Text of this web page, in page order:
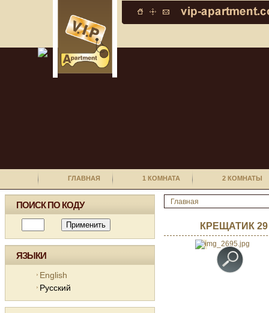
ГЛАВНАЯ 1 КОМНАТА 2 КОМНАТЫ
ПОИСК ПО КОДУ
ЯЗЫКИ
English
Русский
Главная
КРЕЩАТИК 29